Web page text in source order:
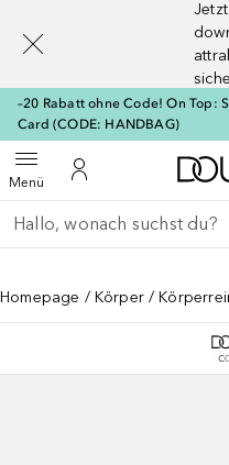
–20 Rabatt ohne Code! On Top:
Card (CODE: HANDBAG)
MenüMenü öffnenZu Meinem
Gehe zurück
Suche ausführen
Homepage Körper